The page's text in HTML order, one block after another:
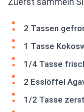
2 Tassen
1 Tasse
1/4 Tasse
2 Esslöffel
1/2 Tasse